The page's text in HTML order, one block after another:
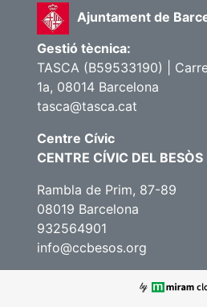
Ajuntament de
Gestió tècnica:
TASCA (B59533190) |
1a, 08014 Barcelona
tasca@tasca.cat
Centre Cívic
CENTRE CÍVIC DEL
Rambla de Prim, 87-89
08019 Barcelona
932564901
info@ccbesos.org